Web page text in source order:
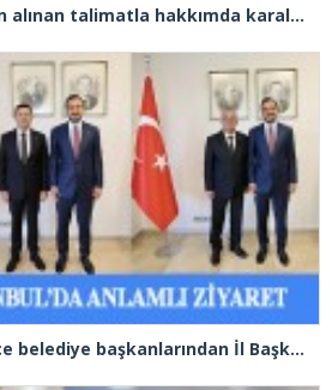
Şadi Yazıcı, “Silivri’den alınan talimatla hakkımda karalama kampanyası yürütülüyor”
AK Parti’ye katılan ilçe belediye başkanlarından İl Başkanı Özdemir’e ziyaret